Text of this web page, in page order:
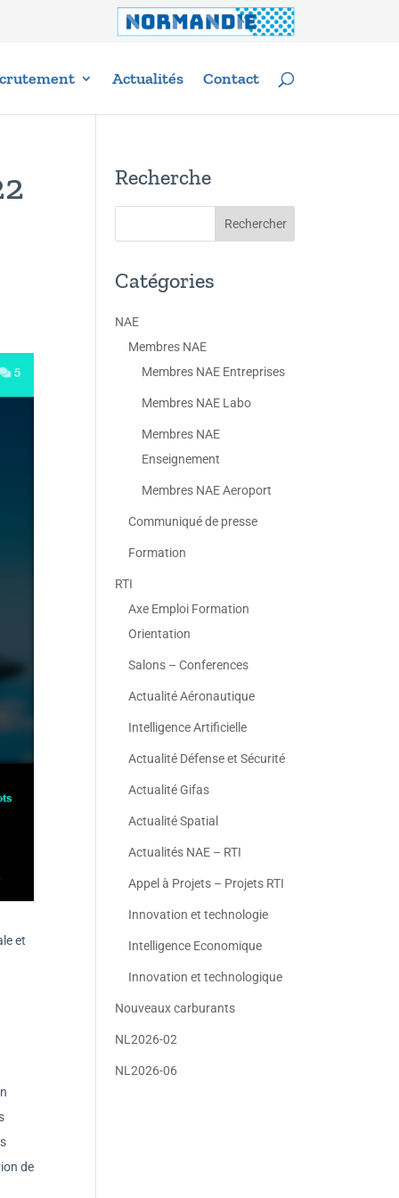
Actualités Contact
et
de
Recherche
Catégories
NAE
Membres NAE
Membres NAE Entreprises
Membres NAE Labo
Membres NAE
Enseignement
Membres NAE Aeroport
Communiqué de presse
Formation
RTI
Axe Emploi Formation
Orientation
Salons – Conferences
Actualité Aéronautique
Intelligence Artificielle
Actualité Défense et Sécurité
Actualité Gifas
Actualité Spatial
Actualités NAE – RTI
Appel à Projets – Projets RTI
Innovation et technologie
Intelligence Economique
Innovation et technologique
Nouveaux carburants
NL2026-02
NL2026-06